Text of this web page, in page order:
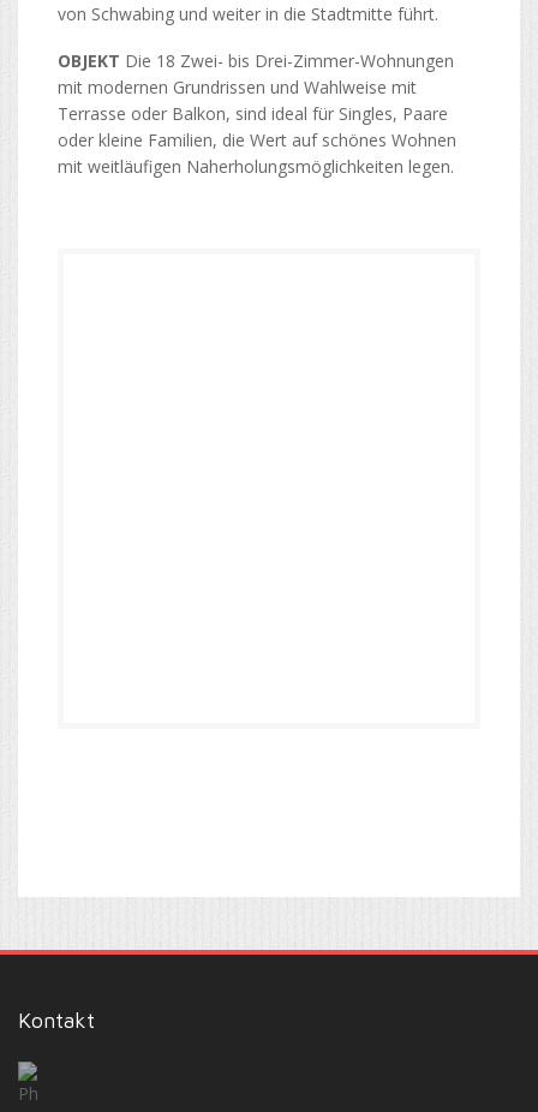
von Schwabing und weiter in die Stadtmitte führt.
OBJEKT Die 18 Zwei- bis Drei-Zimmer-Wohnungen
mit modernen Grundrissen und Wahlweise mit
Terrasse oder Balkon, sind ideal für Singles, Paare
oder kleine Familien, die Wert auf schönes Wohnen
mit weitläufigen Naherholungsmöglichkeiten legen.
Kontakt